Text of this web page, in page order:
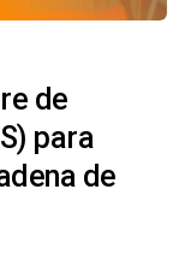
de
para
de